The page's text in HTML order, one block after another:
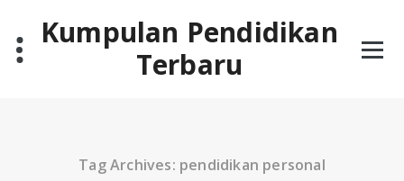
contentKumpulan Pendidikan
Terbaru
Tag Archives: pendidikan personal